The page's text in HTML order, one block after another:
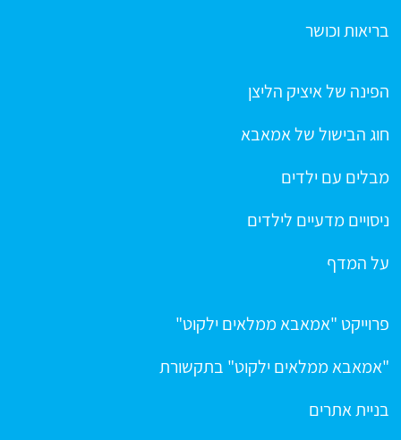
בריאות וכושר
הפינה של איציק הליצן
חוג הבישול של אמאבא
מבלים עם ילדים
ניסויים מדעיים לילדים
על המדף
פרוייקט "אמאבא ממלאים ילקוט"
"אמאבא ממלאים ילקוט" בתקשורת
בניית אתרים